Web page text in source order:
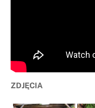
ZDJĘCIA